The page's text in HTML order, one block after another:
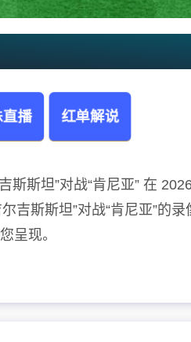
直播 红单解说
斯斯坦”对战“肯尼亚” 在
吉斯斯坦”对战“肯尼亚”的
呈现。